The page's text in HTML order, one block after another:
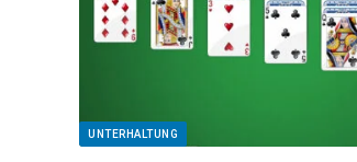
UNTERHALTUNG